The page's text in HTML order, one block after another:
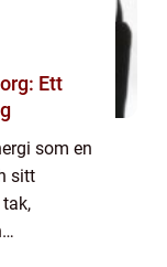
Ett
som en
sitt